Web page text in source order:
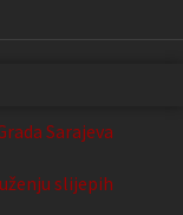
Sarajeva
slijepih